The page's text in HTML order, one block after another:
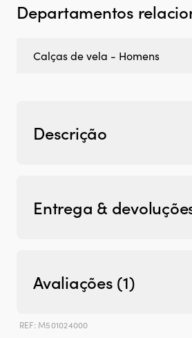
Departamentos
Calças de vela - Homens
Descrição
Entrega &
Avaliações (1)
REF:M501024000